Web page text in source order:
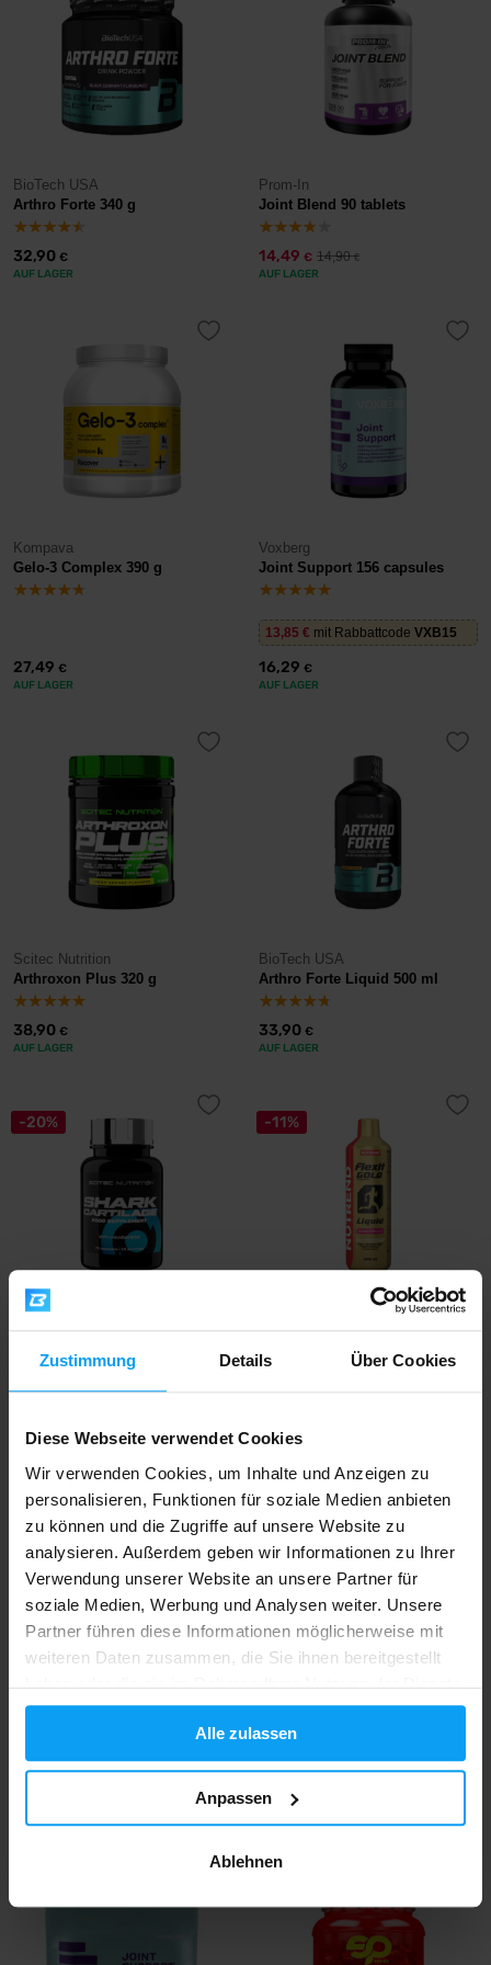
Zustimmung Details Über Cookies
Diese Webseite verwendet Cookies
Wir verwenden Cookies, um Inhalte und Anzeigen zu
personalisieren, Funktionen für soziale Medien anbieten
zu können und die Zugriffe auf unsere Website zu
analysieren. Außerdem geben wir Informationen zu Ihrer
Verwendung unserer Website an unsere Partner für
soziale Medien, Werbung und Analysen weiter. Unsere
Partner führen diese Informationen möglicherweise mit
weiteren Daten zusammen, die Sie ihnen bereitgestellt
haben oder die sie im Rahmen Ihrer Nutzung der Dienste
gesammelt haben.
Alle zulassen
Anpassen
Ablehnen
BioTech USA
Arthro Forte 340 g
32,90 €
AUF LAGER
Prom-In
Joint Blend 90 tablets
14,49 € 14,90€
AUF LAGER
Kompava
Gelo-3 Complex 390 g
27,49 €
AUF LAGER
Voxberg
Joint Support 156 capsules
13,85 € mit Rabbattcode VXB15
16,29 €
AUF LAGER
Scitec Nutrition
Arthroxon Plus 320 g
38,90 €
AUF LAGER
BioTech USA
Arthro Forte Liquid 500 ml
33,90 €
AUF LAGER
-20%
14,29€ 17,79€
-11%
-12%
700 g
34,99
AUF LAGER